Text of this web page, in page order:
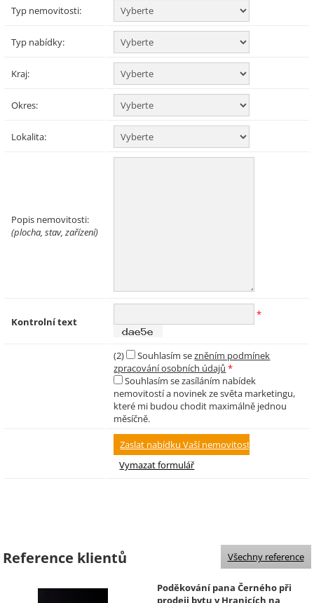
Typ nemovitosti:
Typ nabídky:
Kraj:
Okres:
Lokalita:
Popis nemovitosti:
(plocha, stav, zařízení)
Kontrolní text
*
(2) Souhlasím sezněním podmínek
zpracování osobních údajů *
Souhlasím se zasíláním nabídek
nemovitostí a novinek ze světa marketingu,
které mi budou chodit maximálně jednou
měsíčně.
Reference klientů
Poděkování pana Černého při
prodeji bytu v Hranicích na
Všechny reference